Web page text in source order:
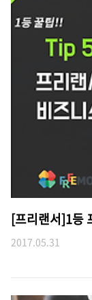
[프리랜서]1등
2017.05.31